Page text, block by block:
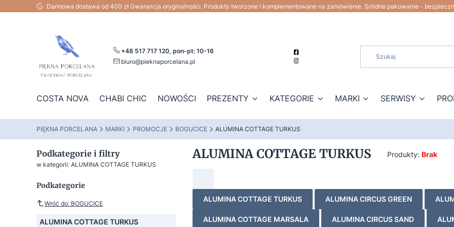
Darmowa dostawa od 400 zł Gwarancja oryginalności. Produkty tworzone i komplementowane na zamówienie. Solidne pakowanie -
+48 517 717 120, pon-pt: 10-16
biuro@pieknaporcelana.pl
COSTA NOVA CHABI CHIC NOWOŚCI PREZENTY KATEGORIE MARKI SERWISY
PIĘKNA PORCELANA MARKI PROMOCJE BOGUCICE ALUMINA COTTAGE TURKUS
Podkategorie i filtry
w kategorii: ALUMINA COTTAGE TURKUS
Podkategorie
Wróć do: BOGUCICE
ALUMINA COTTAGE TURKUS
ALUMINA COTTAGE TURKUS Produkty: Brak
ALUMINA COTTAGE TURKUS ALUMINA CIRCUS GREEN
ALUMINA COTTAGE MARSALA ALUMINA CIRCUS SAND